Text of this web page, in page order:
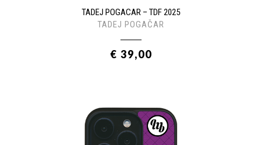
TADEJ POGACAR – TDF 2025
TADEJ POGAČAR
€ 39,00